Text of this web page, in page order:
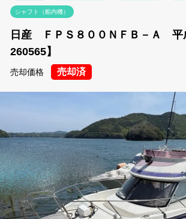
シャフト（船内機）
日産 ＦＰＳ８００ＮＦＢ－Ａ 平
260565】
売却価格 売却済